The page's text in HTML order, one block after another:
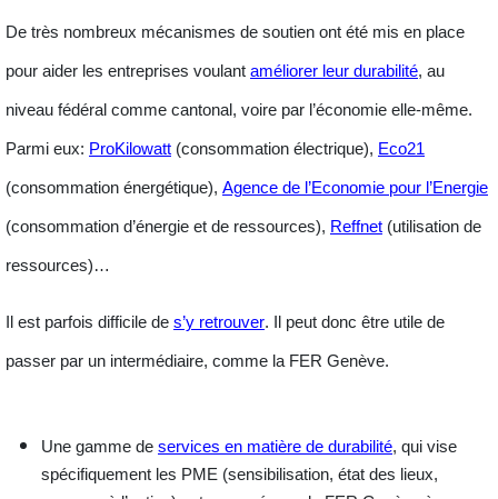
De très nombreux mécanismes de soutien ont été mis en place
pour aider les entreprises voulant améliorer leur durabilité, au
niveau fédéral comme cantonal, voire par l’économie elle-même.
Parmi eux: ProKilowatt (consommation électrique), Eco21
(consommation énergétique), Agence de l’Economie pour l’Energie
(consommation d’énergie et de ressources), Reffnet (utilisation de
ressources)…
Il est parfois difficile de s’y retrouver. Il peut donc être utile de
passer par un intermédiaire, comme la FER Genève.
Une gamme de services en matière de durabilité, qui vise
spécifiquement les PME (sensibilisation, état des lieux,